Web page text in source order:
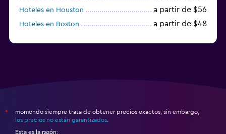
Hoteles en Houston a partir de $56
Hoteles en Boston a partir de $48
*
momondo siempre trata de obtener precios exactos, sin embargo,
los precios no están garantizados
Esta es la razón: